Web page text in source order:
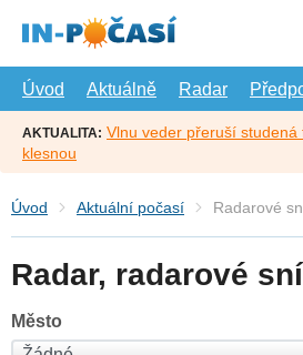
hlavní
Úvod
Aktuálně Radar
AKTUALITA: Vlnu veder přeruší
klesnou
Úvod Aktuální počasí Radarové
Radar, radarové
Město